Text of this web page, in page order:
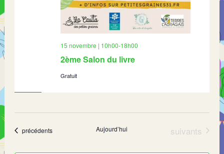
2ème Salon du livre
15 novembre | 10h00-18h00
Gratuit
Évènements
précédents Aujourd’hui Évènements
suivants